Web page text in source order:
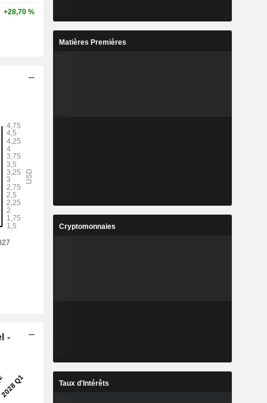
+28,70 %
-
Matières Premières
Cryptomonnaies
Taux d'Intérêts